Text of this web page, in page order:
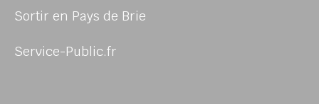
Sortir en Pays de Brie
Service-Public.fr